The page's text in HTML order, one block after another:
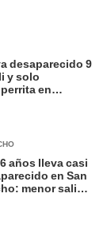
desaparecido 9
y solo
en
años lleva casi
en San
menor salió